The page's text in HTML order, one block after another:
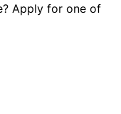
Apply for one of